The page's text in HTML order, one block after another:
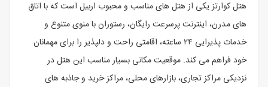
هتل کوارتز یکی از هتل ‌های مناسب و محبوب اربیل است که با اتاق
‌های مدرن، اینترنت پرسرعت رایگان، رستوران با منوی متنوع و
خدمات پذیرایی ۲۴ ساعته، اقامتی راحت و دلپذیر را برای مهمانان
خود فراهم می ‌کند. موقعیت مکانی بسیار مناسب این هتل در
نزدیکی مراکز تجاری، بازارهای محلی، مراکز خرید و جاذبه‌ های